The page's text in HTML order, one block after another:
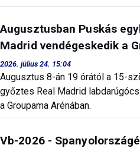
Augusztusban Puskás
Madrid vendégeskedik a
2026. július 24. 15:04
Augusztus 8-án 19 órától a 15-
győztes Real Madrid
a Groupama Arénában.
Vb-2026 -